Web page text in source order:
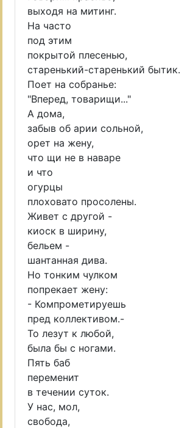
выходя на митинг.
На часто
под этим
покрытой плесенью,
старенький-старенький бытик.
Поет на собранье:
"Вперед, товарищи..."
А дома,
забыв об арии сольной,
орет на жену,
что щи не в наваре
и что
огурцы
плоховато просолены.
Живет с другой -
киоск в ширину,
бельем -
шантанная дива.
Но тонким чулком
попрекает жену:
- Компрометируешь
пред коллективом.-
То лезут к любой,
была бы с ногами.
Пять баб
переменит
в течении суток.
У нас, мол,
свобода,